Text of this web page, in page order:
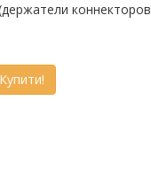
коннекторов
Купити!